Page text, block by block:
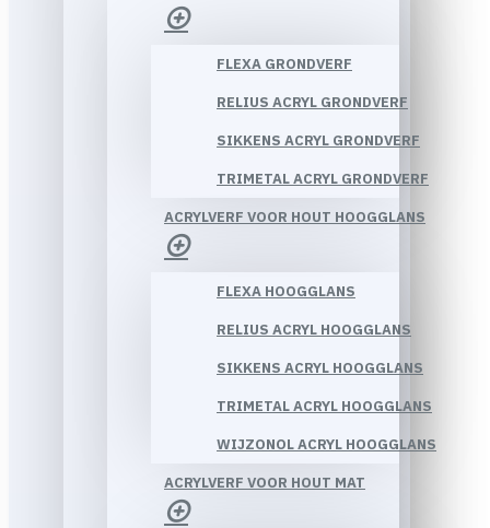
FLEXA GRONDVERF
RELIUS ACRYL GRONDVERF
SIKKENS ACRYL GRONDVERF
TRIMETAL ACRYL GRONDVERF
ACRYLVERF VOOR HOUT HOOGGLANS
FLEXA HOOGGLANS
RELIUS ACRYL HOOGGLANS
SIKKENS ACRYL HOOGGLANS
TRIMETAL ACRYL HOOGGLANS
WIJZONOL ACRYL HOOGGLANS
ACRYLVERF VOOR HOUT MAT